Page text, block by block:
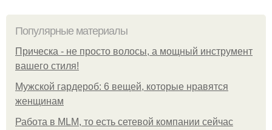
Популярные материалы
Прическа - не просто волосы, а мощный инструмент
вашего стиля!
Мужской гардероб: 6 вещей, которые нравятся
женщинам
Работа в MLM, то есть сетевой компании сейчас